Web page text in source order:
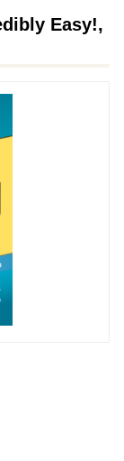
Easy!,